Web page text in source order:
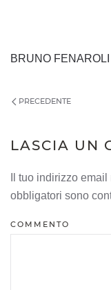
BRUNO FENAROLI
PRECEDENTE
LASCIA UN
Il tuo indirizzo
obbligatori sono
COMMENTO